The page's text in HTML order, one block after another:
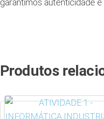
garantimos autenticidade
Produtos